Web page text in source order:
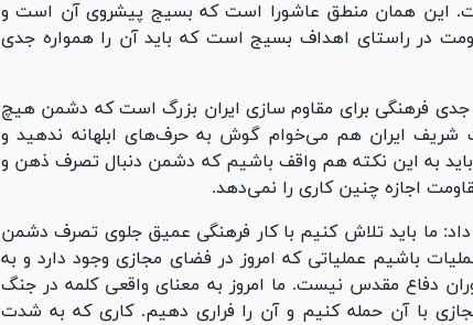
این همان منطق عاشورا است که بسیج پیشروی آن است و
در راستای اهداف بسیج است که باید آن را همواره جدی
فرهنگی برای مقاوم سازی ایران بزرگ است که دشمن هیچ
شریف ایران هم می‌خوام گوش به حرف‌های ابلهانه ندهید و
باید به این نکته هم واقف باشیم که دشمن دنبال تصرف ذهن و
اجازه چنین کاری را نمی‌دهد.
ما باید تلاش کنیم با کار فرهنگی عمیق جلوی تصرف دشمن
باشیم عملیاتی که امروز در فضای مجازی وجود دارد و به
دفاع مقدس نیست. ما امروز به معنای واقعی کلمه در جنگ
با آن حمله کنیم و آن را فراری دهیم. کاری که به شدت